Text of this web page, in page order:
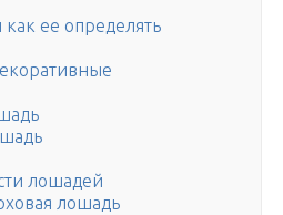
как ее определять
лошадей
лошадь